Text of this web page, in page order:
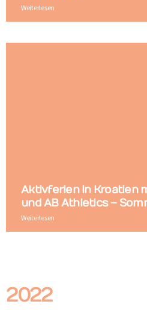
Weiterlesen
Aktivferien in Kroatien
und AB Athletics –
Weiterlesen
2022